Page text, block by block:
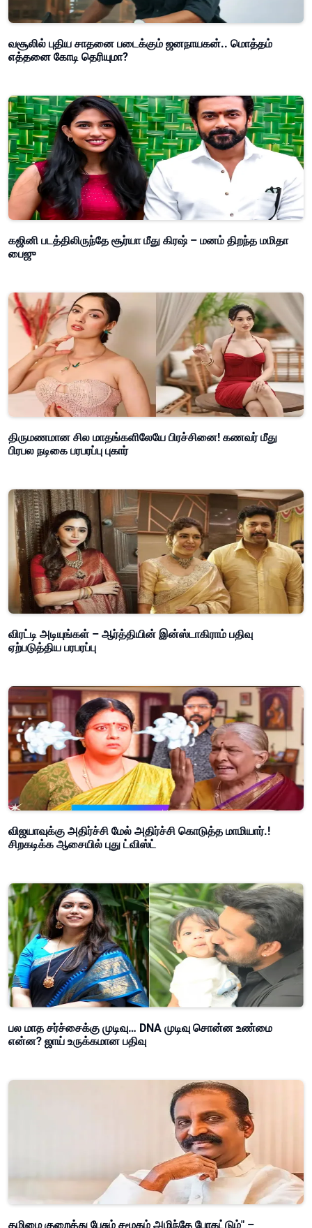
வசூலில் புதிய சாதனை படைக்கும் ஜனநாயகன்.. மொத்தம்
எத்தனை கோடி தெரியுமா?
கஜினி படத்திலிருந்தே சூர்யா மீது கிரஷ் – மனம் திறந்த மமிதா
பைஜு
திருமணமான சில மாதங்களிலேயே பிரச்சினை! கணவர் மீது
பிரபல நடிகை பரபரப்பு புகார்
விரட்டி அடியுங்கள் – ஆர்த்தியின் இன்ஸ்டாகிராம் பதிவு
ஏற்படுத்திய பரபரப்பு
விஜயாவுக்கு அதிர்ச்சி மேல் அதிர்ச்சி கொடுத்த மாமியார்.!
சிறகடிக்க ஆசையில் புது ட்விஸ்ட்
பல மாத சர்ச்சைக்கு முடிவு… DNA முடிவு சொன்ன உண்மை
என்ன? ஜாய் உருக்கமான பதிவு
தமிழை குறைத்து பேசும் சமூகம் அழிந்தே போகட்டும்" –